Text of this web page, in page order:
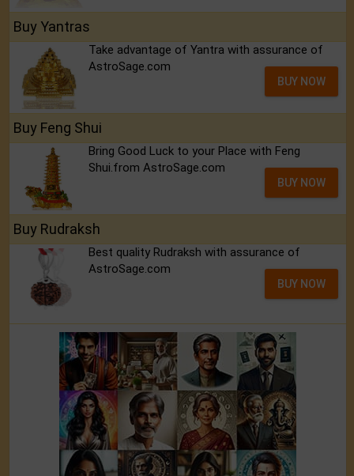
Buy Yantras
Take advantage of Yantra with assurance of
AstroSage.com
BUY NOW
Buy Feng Shui
Bring Good Luck to your Place with Feng
Shui.from AstroSage.com
BUY NOW
Buy Rudraksh
Best quality Rudraksh with assurance of
AstroSage.com
BUY NOW